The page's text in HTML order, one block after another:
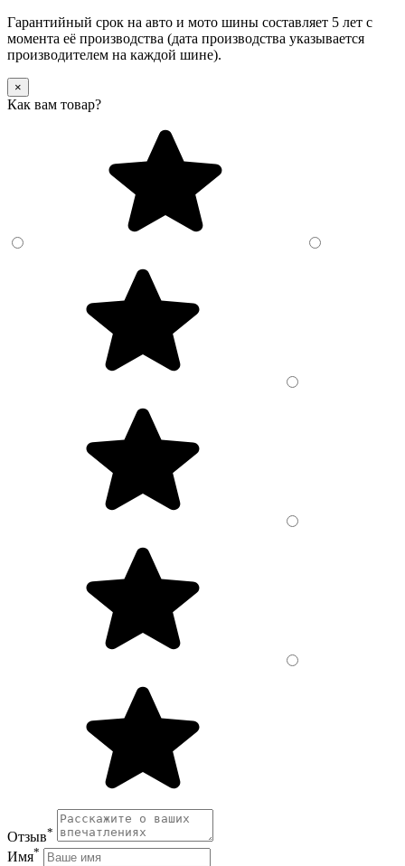
Гарантийный срок на авто и мото шины составляет 5 лет с
момента её производства (дата производства указывается
производителем на каждой шине).
×
Как вам товар?
Отзыв*
Имя*